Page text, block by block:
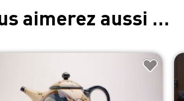
aimerez aussi …